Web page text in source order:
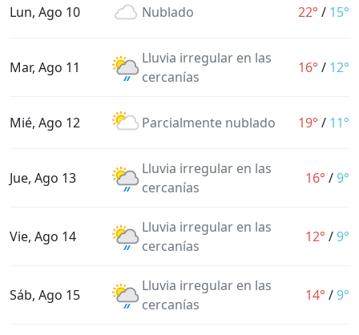
Lun, Ago 10 Nublado 22° / 15°
Mar, Ago 11
Lluvia irregular en las
cercanías
16° / 12°
Mié, Ago 12 Parcialmente nublado 19° / 11°
Jue, Ago 13
Lluvia irregular en las
cercanías
16° /9°
Vie, Ago 14
Lluvia irregular en las
cercanías
12° /9°
Sáb, Ago 15
Lluvia irregular en las
cercanías
14° /9°